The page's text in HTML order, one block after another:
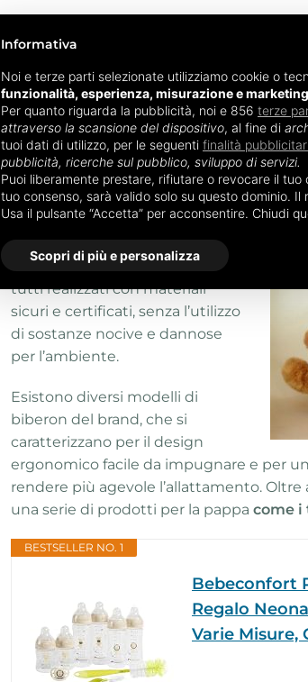
Informativa
Noi e terze parti selezionate utilizziamo cookie o
funzionalità, esperienza, misurazione e
Per quanto riguarda la pubblicità, noi e 856 terze
attraverso la scansione del dispositivo, al fine di
tuoi dati di utilizzo, per le seguenti finalità
pubblicità, ricerche sul pubblico, sviluppo di servizi.
Puoi liberamente prestare, rifiutare o revocare il
tuo consenso, sarà valido solo su questo dominio.
Usa il pulsante “Accetta” per acconsentire. Chiudi
Scopri di più e personalizza
ALLATTAMENTO
Home» Biberon »Biberon Bébé Confort
Biberon Bébé Confort
I biberon Bébé Confortsono
tutti realizzati con materiali
sicuri e certificati, senza l’utilizzo
di sostanze nocive e dannose
per l’ambiente.
Esistono diversi modelli di
biberon del brand, che si
caratterizzano per il design
ergonomico facile da impugnare e per
rendere più agevole l’allattamento.
una serie di prodotti per la pappa come i
BESTSELLER NO. 1
Bebeconfort
Regalo
Varie Misure,